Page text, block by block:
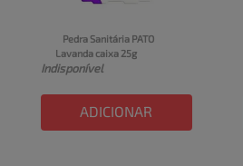
Pedra Sanitária PATO
Lavanda caixa 25g
Indisponível
ADICIONAR